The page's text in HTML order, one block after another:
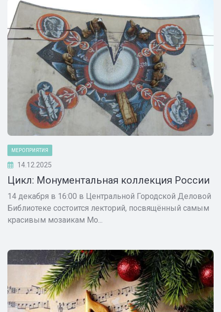
МЕРОПРИЯТИЯ
14.12.2025
Цикл: Монументальная коллекция России
14 декабря в 16:00 в Центральной Городской Деловой
Библиотеке состоится лекторий, посвящённый самым
красивым мозаикам Мо...